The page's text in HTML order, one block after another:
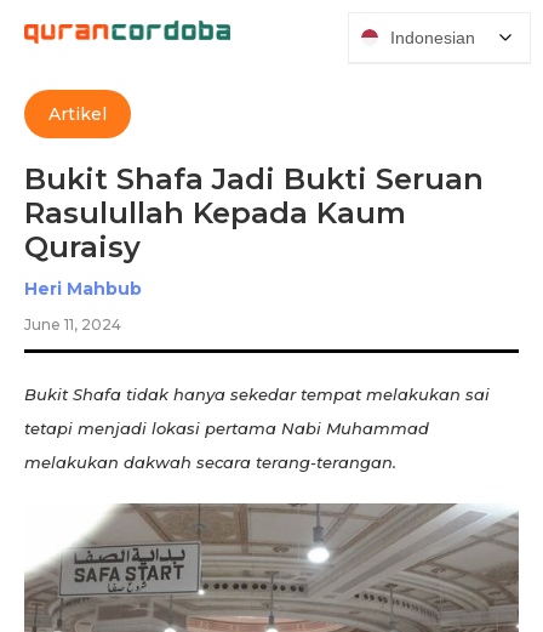
Artikel
Bukit Shafa Jadi Bukti Seruan
Rasulullah Kepada Kaum
Quraisy
Heri Mahbub
June 11, 2024
Bukit Shafa tidak hanya sekedar tempat melakukan sai
tetapi menjadi lokasi pertama Nabi Muhammad
melakukan dakwah secara terang-terangan.
Indonesian